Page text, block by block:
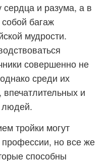
и разума, а в
багаж
мудрости.
совершенно не
среди их
и
тройки могут
но все же
способны